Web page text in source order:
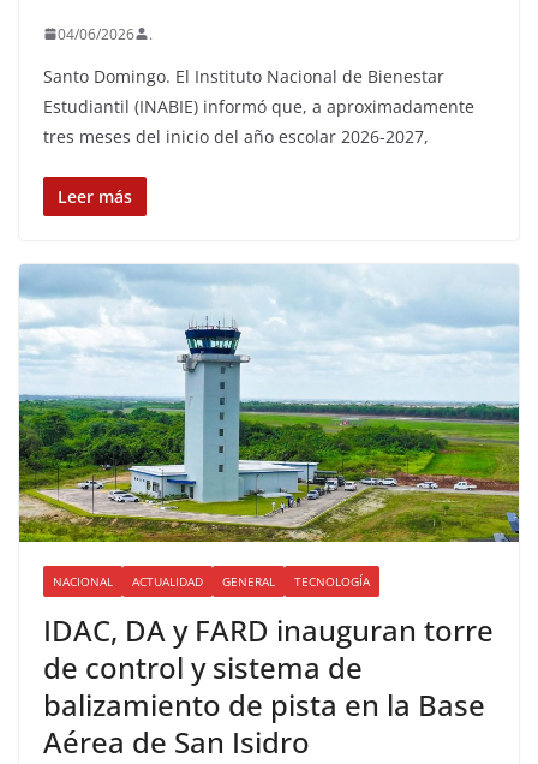
04/06/2026 .
Santo Domingo. El Instituto Nacional de Bienestar
Estudiantil (INABIE) informó que, a aproximadamente
tres meses del inicio del año escolar 2026-2027,
Leer más
NACIONAL ACTUALIDAD GENERAL TECNOLOGÍA
IDAC, DA y FARD inauguran torre
de control y sistema de
balizamiento de pista en la Base
Aérea de San Isidro